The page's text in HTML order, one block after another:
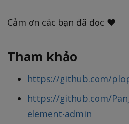
Cảm ơn các bạn đã đọc ❤️
Tham khảo
https://github.com/
https://github.com/
element-admin